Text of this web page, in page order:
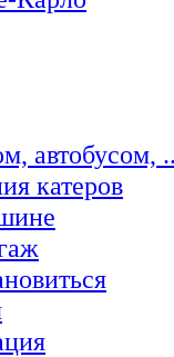
автобусом,
катеров